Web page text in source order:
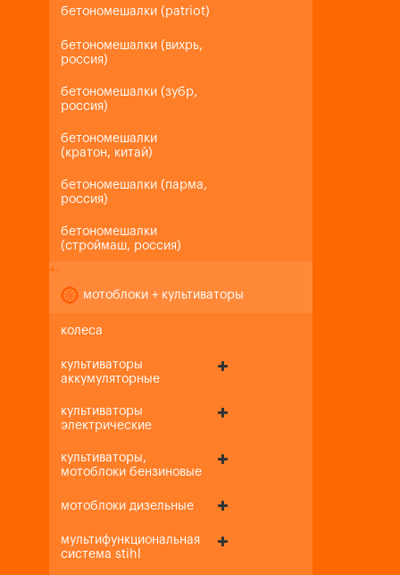
бетономешалки (patriot)
бетономешалки (вихрь,
россия)
бетономешалки (зубр,
россия)
бетономешалки
(кратон, китай)
бетономешалки (парма,
россия)
бетономешалки
(строймаш, россия)
+-
мотоблоки + культиваторы
колеса
культиваторы
аккумуляторные
культиваторы
электрические
культиваторы,
мотоблоки бензиновые
мотоблоки дизельные
мультифункциональная
система stihl